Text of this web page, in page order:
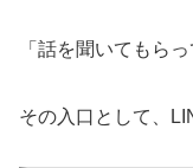
「話を聞いてもら
その入口として、